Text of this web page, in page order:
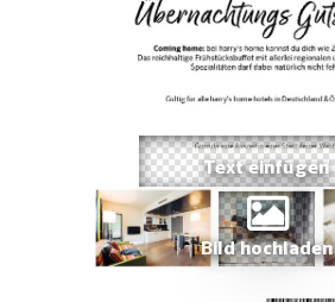
Bild hochladen